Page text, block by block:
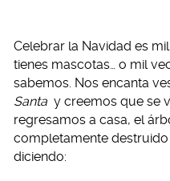
Celebrar la Navidad es
tienes mascotas… o mil
sabemos. Nos encanta
Santa y creemos que se
regresamos a casa, el
completamente
diciendo: